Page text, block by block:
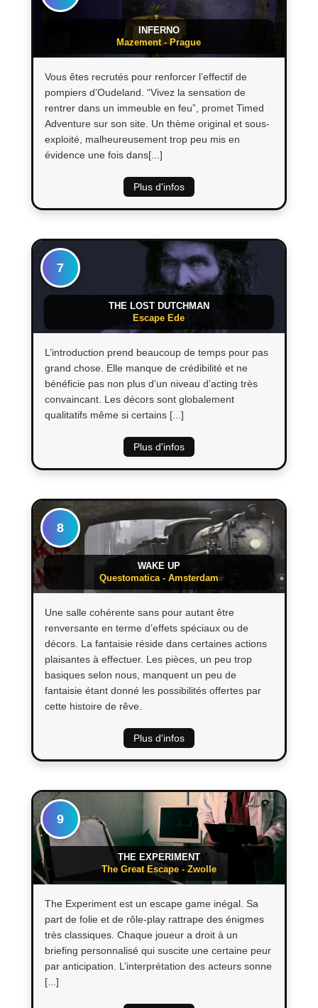
INFERNO
Mazement - Prague
Vous êtes recrutés pour renforcer l’effectif de
pompiers d’Oudeland. “Vivez la sensation de
rentrer dans un immeuble en feu”, promet Timed
Adventure sur son site. Un thème original et sous-
exploité, malheureusement trop peu mis en
évidence une fois dans[...]
Plus d'infos
7
THE LOST DUTCHMAN
Escape Ede
L’introduction prend beaucoup de temps pour pas
grand chose. Elle manque de crédibilité et ne
bénéficie pas non plus d’un niveau d’acting très
convaincant. Les décors sont globalement
qualitatifs même si certains [...]
Plus d'infos
8
WAKE UP
Questomatica - Amsterdam
Une salle cohérente sans pour autant être
renversante en terme d’effets spéciaux ou de
décors. La fantaisie réside dans certaines actions
plaisantes à effectuer. Les pièces, un peu trop
basiques selon nous, manquent un peu de
fantaisie étant donné les possibilités offertes par
cette histoire de rêve.
Plus d'infos
9
THE EXPERIMENT
The Great Escape - Zwolle
The Experiment est un escape game inégal. Sa
part de folie et de rôle-play rattrape des énigmes
très classiques. Chaque joueur a droit à un
briefing personnalisé qui suscite une certaine peur
par anticipation. L’interprétation des acteurs sonne
[...]